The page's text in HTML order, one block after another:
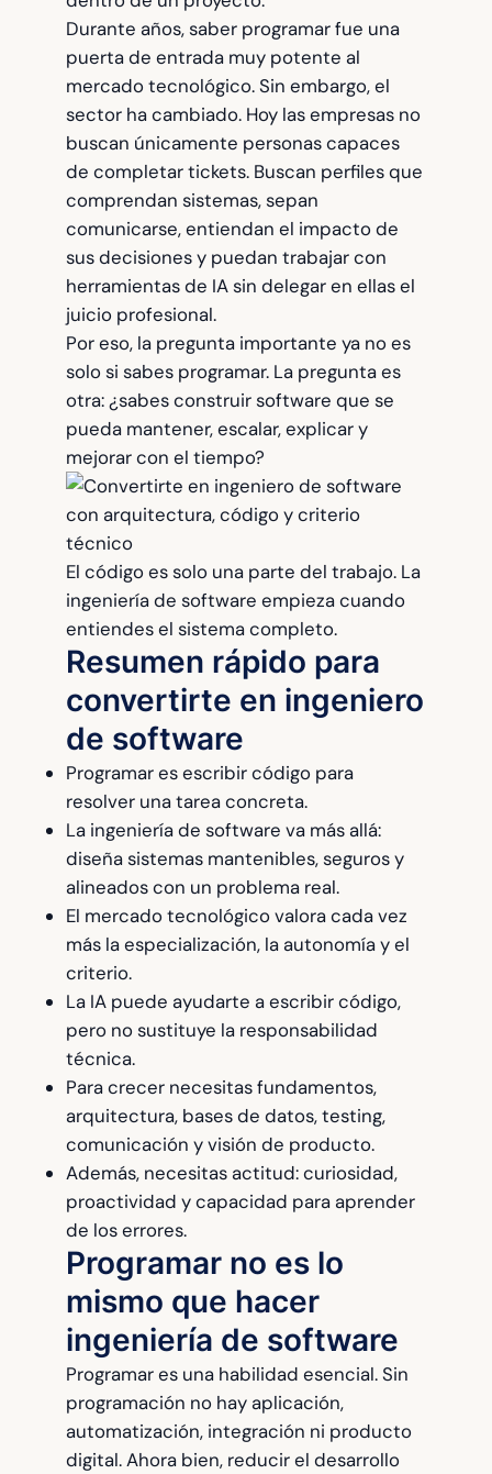
Durante años, saber programar fue una
puerta de entrada muy potente al
mercado tecnológico. Sin embargo, el
sector ha cambiado. Hoy las empresas no
buscan únicamente personas capaces
de completar tickets. Buscan perfiles que
comprendan sistemas, sepan
comunicarse, entiendan el impacto de
sus decisiones y puedan trabajar con
herramientas de IA sin delegar en ellas el
juicio profesional.
Por eso, la pregunta importante ya no es
solo si sabes programar. La pregunta es
otra: ¿sabes construir software que se
pueda mantener, escalar, explicar y
mejorar con el tiempo?
El código es solo una parte del trabajo. La
ingeniería de software empieza cuando
entiendes el sistema completo.
Resumen rápido para
convertirte en ingeniero
de software
Programar es escribir código para
resolver una tarea concreta.
La ingeniería de software va más allá:
diseña sistemas mantenibles, seguros y
alineados con un problema real.
El mercado tecnológico valora cada vez
más la especialización, la autonomía y el
criterio.
La IA puede ayudarte a escribir código,
pero no sustituye la responsabilidad
técnica.
Para crecer necesitas fundamentos,
arquitectura, bases de datos, testing,
comunicación y visión de producto.
Además, necesitas actitud: curiosidad,
proactividad y capacidad para aprender
de los errores.
Programar no es lo
mismo que hacer
ingeniería de software
Programar es una habilidad esencial. Sin
programación no hay aplicación,
automatización, integración ni producto
digital. Ahora bien, reducir el desarrollo